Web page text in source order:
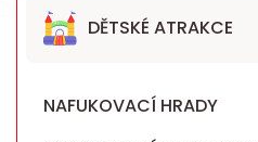
DĚTSKÉ ATRAKCE
NAFUKOVACÍ HRADY